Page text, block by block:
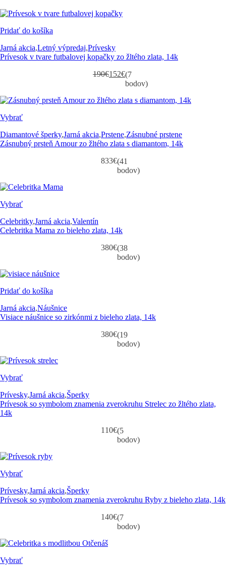
Pridať do košíka
Jarná akcia,Letný výpredaj,Prívesky
Prívesok v tvare futbalovej kopačky zo žltého zlata, 14k
190€ Pôvodná
cena
bola:
190€.
152€
Aktuálna
cena
152€.
(7
bodov)
Vybrať
Diamantové šperky,Jarná akcia,Prstene,Zásnubné prstene
Zásnubný prsteň Amour zo žltého zlata s diamantom, 14k
833€(41
bodov)
Vybrať
Celebritky,Jarná akcia,Valentín
Celebritka Mama zo bieleho zlata, 14k
380€(38
bodov)
Pridať do košíka
Jarná akcia,Náušnice
Visiace náušnice so zirkónmi z bieleho zlata, 14k
380€(19
bodov)
Vybrať
Prívesky,Jarná akcia,Šperky
Prívesok so symbolom znamenia zverokruhu Strelec zo žltého zlata,
14k
110€(5
bodov)
Vybrať
Prívesky,Jarná akcia,Šperky
Prívesok so symbolom znamenia zverokruhu Ryby z bieleho zlata, 14k
140€(7
bodov)
Vybrať